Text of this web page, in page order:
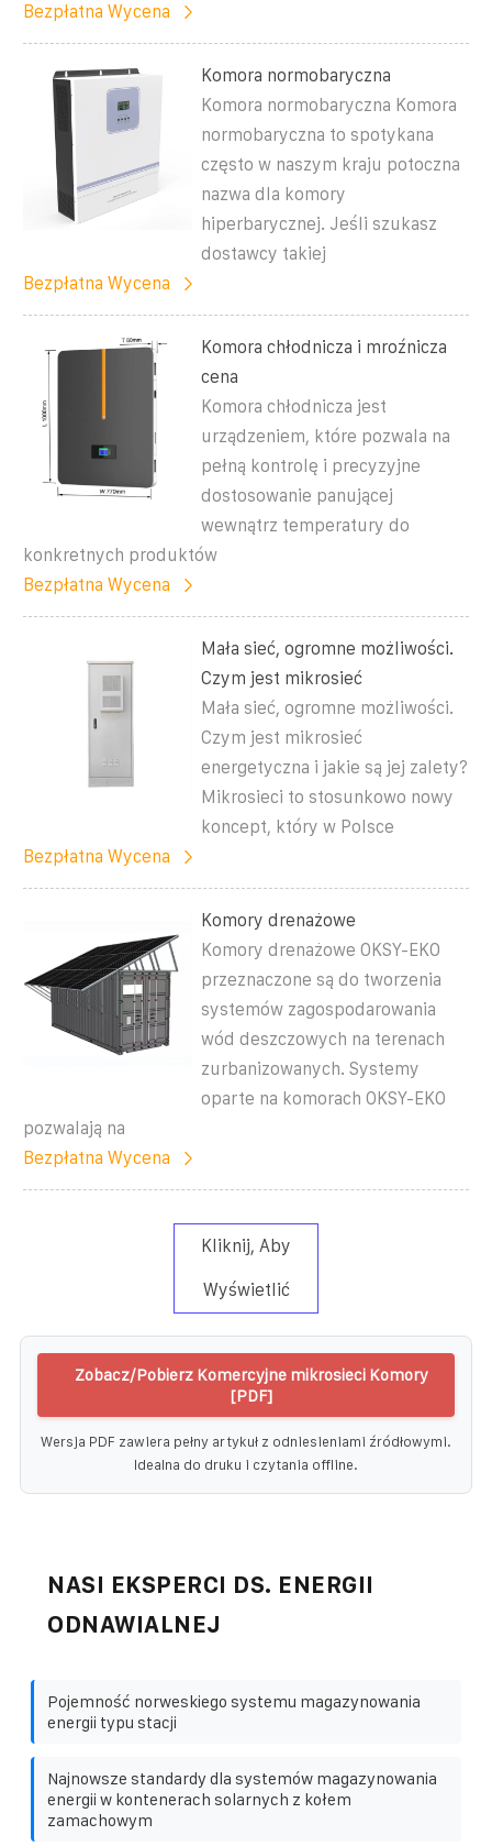
Bezpłatna Wycena
Komora normobaryczna
Komora normobaryczna Komora
normobaryczna to spotykana
często w naszym kraju potoczna
nazwa dla komory
hiperbarycznej. Jeśli szukasz
dostawcy takiej
Bezpłatna Wycena
Komora chłodnicza i mroźnicza
cena
Komora chłodnicza jest
urządzeniem, które pozwala na
pełną kontrolę i precyzyjne
dostosowanie panującej
wewnątrz temperatury do
konkretnych produktów
Bezpłatna Wycena
Mała sieć, ogromne możliwości.
Czym jest mikrosieć
Mała sieć, ogromne możliwości.
Czym jest mikrosieć
energetyczna i jakie są jej zalety?
Mikrosieci to stosunkowo nowy
koncept, który w Polsce
Bezpłatna Wycena
Komory drenażowe
Komory drenażowe OKSY-EKO
przeznaczone są do tworzenia
systemów zagospodarowania
wód deszczowych na terenach
zurbanizowanych. Systemy
oparte na komorach OKSY-EKO
pozwalają na
Bezpłatna Wycena
Kliknij, Aby
Wyświetlić
Zobacz/Pobierz Komercyjne mikrosieci Komory
[PDF]
Wersja PDF zawiera pełny artykuł z odniesieniami źródłowymi.
Idealna do druku i czytania offline.
NASI EKSPERCI DS. ENERGII
ODNAWIALNEJ
Pojemność norweskiego systemu magazynowania
energii typu stacji
Najnowsze standardy dla systemów magazynowania
energii w kontenerach solarnych z kołem
zamachowym